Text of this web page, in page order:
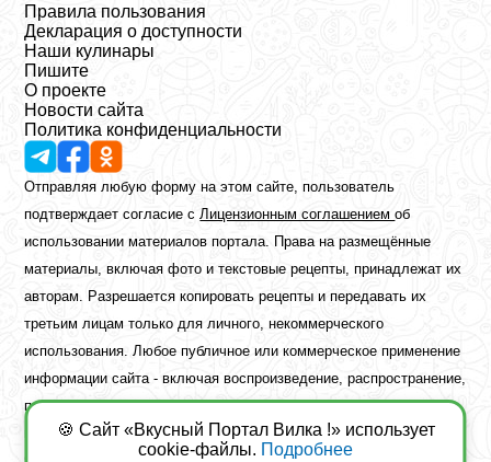
Правила пользования
Декларация о доступности
Наши кулинары
Пишите
О проекте
Новости сайта
Политика конфиденциальности
Отправляя любую форму на этом сайте, пользователь
подтверждает согласие с Лицензионным соглашениемоб
использовании материалов портала. Права на размещённые
материалы, включая фото и текстовые рецепты, принадлежат их
авторам. Разрешается копировать рецепты и передавать их
третьим лицам только для личного, некоммерческого
использования. Любое публичное или коммерческое применение
информации сайта - включая воспроизведение, распространение,
публикацию или обработку - возможно лишь при наличии
предварительного письменного разрешения правообладателя.
🍪 Сайт «Вкусный Портал Вилка !» использует
cookie-файлы. Подробнее